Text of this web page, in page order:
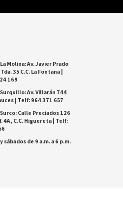
Molina: Av. Javier Prado
35 C.C. La Fontana |
169
Av. Villarán 744
| Telf: 964 371 657
Calle Preciados 126
4A, C.C. Higuereta | Telf:
de 9 a.m. a 6 p.m.